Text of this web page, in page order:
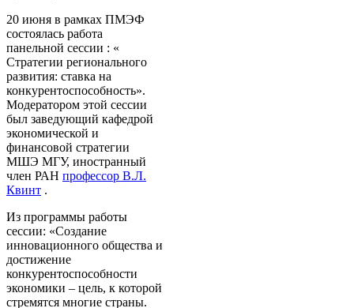
20 июня в рамках ПМЭФ
состоялась работа
панельной сессии : «
Стратегии регионального
развития: ставка на
конкурентоспособность».
Модератором этой сессии
был заведующий кафедрой
экономической и
финансовой стратегии
МШЭ МГУ, иностранный
член РАН профессор В.Л.
Квинт .
Из программы работы
сессии: «Создание
инновационного общества и
достижение
конкурентоспособности
экономики – цель, к которой
стремятся многие страны.